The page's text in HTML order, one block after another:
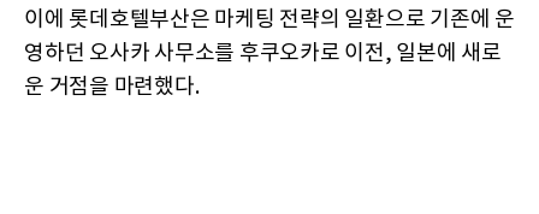
이에 롯데호텔부산은 마케팅 전략의 일환으로 기존에 운
영하던 오사카 사무소를 후쿠오카로 이전, 일본에 새로
운 거점을 마련했다.